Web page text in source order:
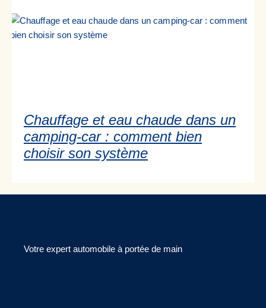
Chauffage et eau chaude dans un
camping-car : comment bien
choisir son système
Votre expert automobile à portée de main